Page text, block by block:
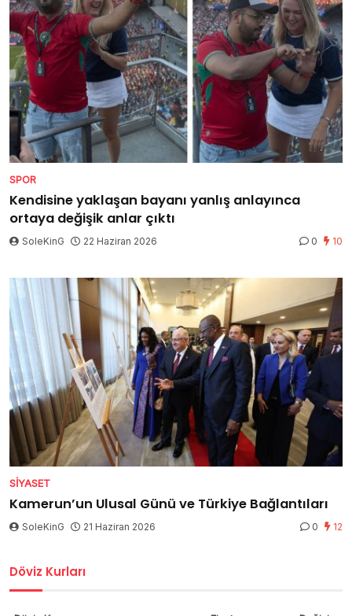
SPOR
Kendisine yaklaşan bayanı yanlış anlayınca
ortaya değişik anlar çıktı
SoleKinG 22 Haziran 2026 0 10
SIYASET
Kamerun’un Ulusal Günü ve Türkiye Bağlantıları
SoleKinG 21 Haziran 2026 0 12
Döviz Kurları